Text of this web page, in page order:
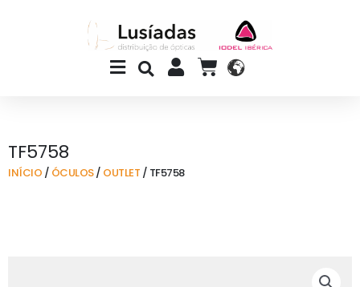
Main
Menu
CART
TF5758
INÍCIO / ÓCULOS/ OUTLET / TF5758